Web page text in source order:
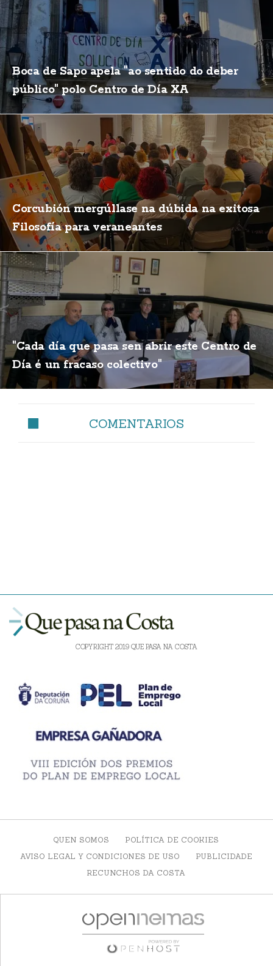
Boca de Sapo apela "ao sentido do deber
público" polo Centro de Día XA
Corcubión mergúllase na dúbida na exitosa
Filosofía para veraneantes
"Cada día que pasa sen abrir este Centro de
Día é un fracaso colectivo"
COMENTARIOS
COPYRIGHT 2019 QUE PASA NA COSTA
QUEN SOMOS
POLÍTICA DE COOKIES
AVISO LEGAL Y CONDICIONES DE USO
PUBLICIDADE
RECUNCHOS DA COSTA